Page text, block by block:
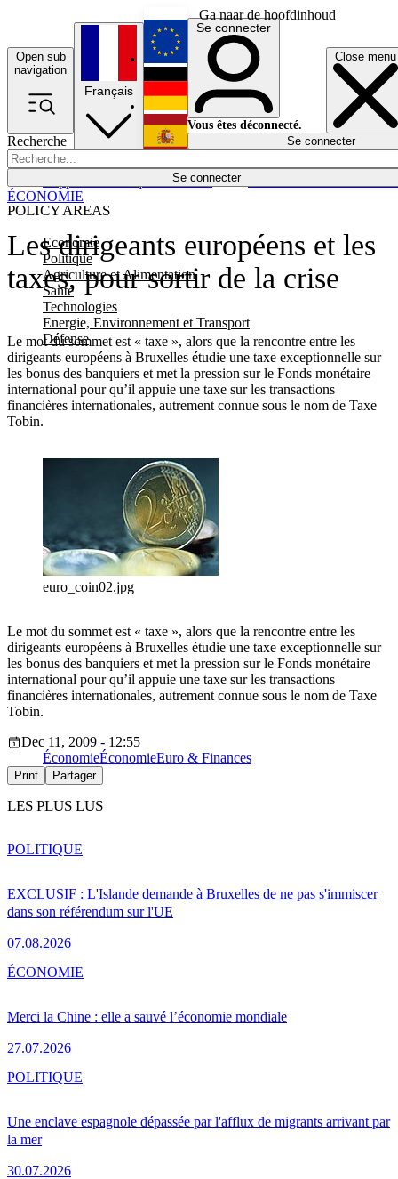
Ga naar de hoofdinhoud
Open sub
navigation
Close menu
Recherche
Se connecter
POLICY AREAS
Economie
Politique
Agriculture et Alimentation
Santé
Technologies
Energie, Environnement et Transport
Défense
Économie
Français
English
Deutsch
Español
Se connecter
Vous êtes déconnecté.
Se connecter
Les dirigeants européens et les
taxes, pour sortir de la crise
Le mot du sommet est « taxe », alors que la rencontre entre les
dirigeants européens à Bruxelles étudie une taxe exceptionnelle sur
les bonus des banquiers et met la pression sur le Fonds monétaire
international pour qu’il appuie une taxe sur les transactions
financières internationales, autrement connue sous le nom de Taxe
Tobin.
ÉCONOMIE
euro_coin02.jpg
Le mot du sommet est « taxe », alors que la rencontre entre les
dirigeants européens à Bruxelles étudie une taxe exceptionnelle sur
les bonus des banquiers et met la pression sur le Fonds monétaire
international pour qu’il appuie une taxe sur les transactions
financières internationales, autrement connue sous le nom de Taxe
Tobin.
Dec 11, 2009 - 12:55
ÉconomieÉconomieEuro & Finances
Print Partager
LES PLUS LUS
EXCLUSIF : L'Islande demande à Bruxelles de ne pas s'immiscer
dans son référendum sur l'UE
07.08.2026
POLITIQUE
Merci la Chine : elle a sauvé l’économie mondiale
27.07.2026
ÉCONOMIE
Une enclave espagnole dépassée par l'afflux de migrants arrivant par
la mer
30.07.2026
POLITIQUE